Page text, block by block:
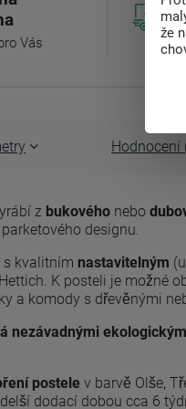
Vás
Hodnocení
z bukového nebo
designu.
s kvalitním nastavitelným
K posteli je možné
a komody s dřevěnými
nezávadnými
postele v barvě Olše,
dodací dobou cca 6
že